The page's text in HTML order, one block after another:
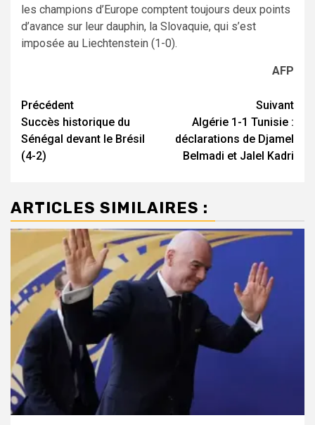
les champions d’Europe comptent toujours deux points
d’avance sur leur dauphin, la Slovaquie, qui s’est
imposée au Liechtenstein (1-0).
AFP
Navigation
d’article
Précédent
Succès historique du
Sénégal devant le Brésil
(4-2)
Suivant
Algérie 1-1 Tunisie :
déclarations de Djamel
Belmadi et Jalel Kadri
ARTICLES SIMILAIRES :